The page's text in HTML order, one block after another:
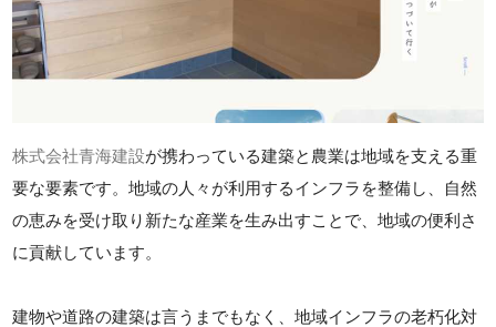
株式会社青海建設が携わっている建築と農業は地域を支える重
要な要素です。地域の人々が利用するインフラを整備し、自然
の恵みを受け取り新たな産業を生み出すことで、地域の便利さ
に貢献しています。
建物や道路の建築は言うまでもなく、地域インフラの老朽化対